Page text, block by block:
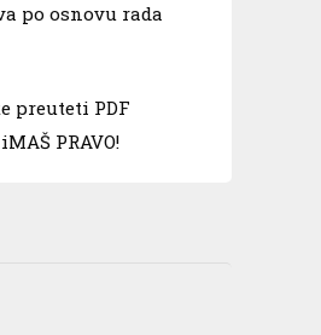
po osnovu rada
preuteti PDF
PRAVO!